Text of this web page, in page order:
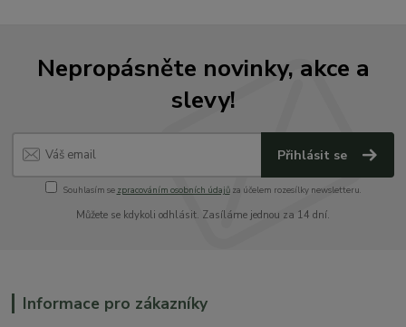
Nepropásněte novinky, akce a
slevy!
Přihlásit se
Souhlasím se zpracováním osobních údajůza účelem rozesílky newsletteru.
Můžete se kdykoli odhlásit. Zasíláme jednou za 14 dní.
Informace pro zákazníky